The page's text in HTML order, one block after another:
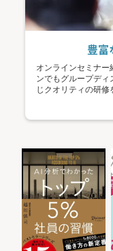
豊富
オンラインセミナ
ンでもグループデ
じクオリティの研修